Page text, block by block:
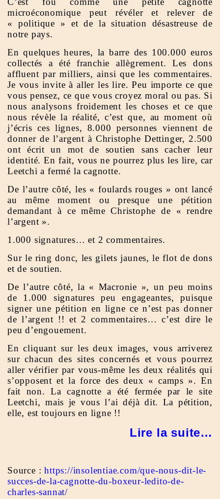
microéconomique peut révéler et relever de
« politique » et de la situation désastreuse de
notre pays.
En quelques heures, la barre des 100.000 euros
collectés a été franchie allègrement. Les dons
affluent par milliers, ainsi que les commentaires.
Je vous invite à aller les lire. Peu importe ce que
vous pensez, ce que vous croyez moral ou pas. Si
nous analysons froidement les choses et ce que
nous révèle la réalité, c’est que, au moment où
j’écris ces lignes, 8.000 personnes viennent de
donner de l’argent à Christophe Dettinger, 2.500
ont écrit un mot de soutien sans cacher leur
identité. En fait, vous ne pourrez plus les lire, car
Leetchi a fermé la cagnotte.
De l’autre côté, les « foulards rouges » ont lancé
au même moment ou presque une pétition
demandant à ce même Christophe de « rendre
l’argent ».
1.000 signatures… et 2 commentaires.
Sur le ring donc, les gilets jaunes, le flot de dons
et de soutien.
De l’autre côté, la « Macronie », un peu moins
de 1.000 signatures peu engageantes, puisque
signer une pétition en ligne ce n’est pas donner
de l’argent !! et 2 commentaires… c’est dire le
peu d’engouement.
En cliquant sur les deux images, vous arriverez
sur chacun des sites concernés et vous pourrez
aller vérifier par vous-même les deux réalités qui
s’opposent et la force des deux « camps ». En
fait non. La cagnotte a été fermée par le site
Leetchi, mais je vous l’ai déjà dit. La pétition,
elle, est toujours en ligne !!
Lire la suite…
Source :https://insolentiae.com/que-nous-dit-le-
succes-de-la-cagnotte-du-boxeur-ledito-de-
charles-sannat/